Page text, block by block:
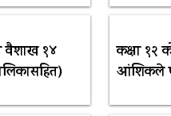
वैशाख १४
कक्षा १२
आंशिकले